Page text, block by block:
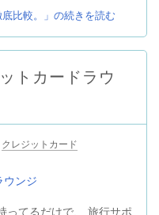
比較。」の続きを読む
トカードラウ
クレジットカード
ってるだけで、 旅行サポ